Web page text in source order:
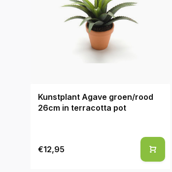
Kunstplant Agave groen/rood
26cm in terracotta pot
€12,95